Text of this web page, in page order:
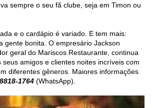
sempre o seu fã clube, seja em Timon ou
e o cardápio é variado. E tem mais:
gente bonita. O empresário Jackson
geral do Mariscos Restaurante, continua
seus amigos e clientes noites incríveis com
diferentes gêneros. Maiores informações
1764 (WhatsApp).